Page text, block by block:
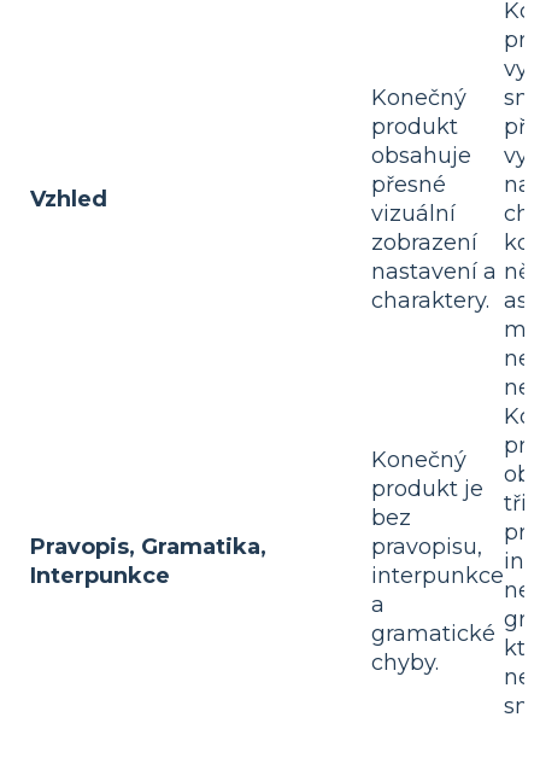
Vzhled
Konečný
produkt
obsahuje
přesné
vizuální
zobrazení
nastavení a
charaktery.
Pravopis, Gramatika,
Interpunkce
Konečný
produkt je
bez
pravopisu,
interpunkce
a
gramatické
chyby.
tři